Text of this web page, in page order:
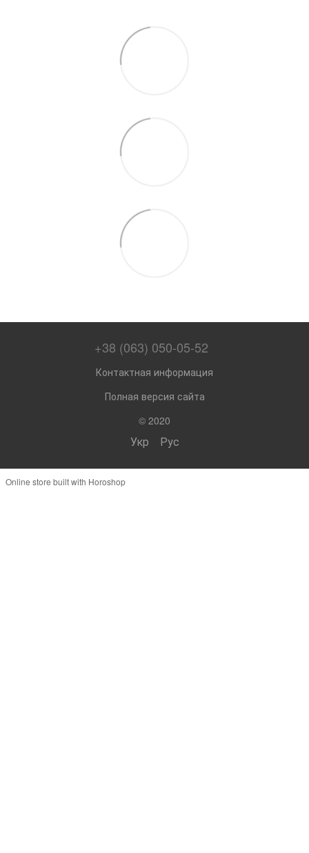
+38 (063) 050-05-52
Контактная информация
Полная версия сайта
© 2020
Укр Рус
Online store built with Horoshop